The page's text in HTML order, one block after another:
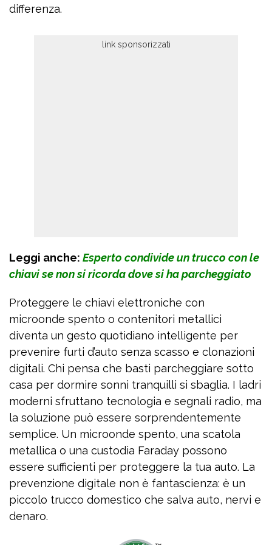
differenza.
Leggi anche: Esperto condivide un trucco con le
chiavi se non si ricorda dove si ha parcheggiato
Proteggere le chiavi elettroniche con
microonde spento o contenitori metallici
diventa un gesto quotidiano intelligente per
prevenire furti d’auto senza scasso e clonazioni
digitali. Chi pensa che basti parcheggiare sotto
casa per dormire sonni tranquilli si sbaglia. I ladri
moderni sfruttano tecnologia e segnali radio, ma
la soluzione può essere sorprendentemente
semplice. Un microonde spento, una scatola
metallica o una custodia Faraday possono
essere sufficienti per proteggere la tua auto. La
prevenzione digitale non è fantascienza: è un
piccolo trucco domestico che salva auto, nervi e
denaro.